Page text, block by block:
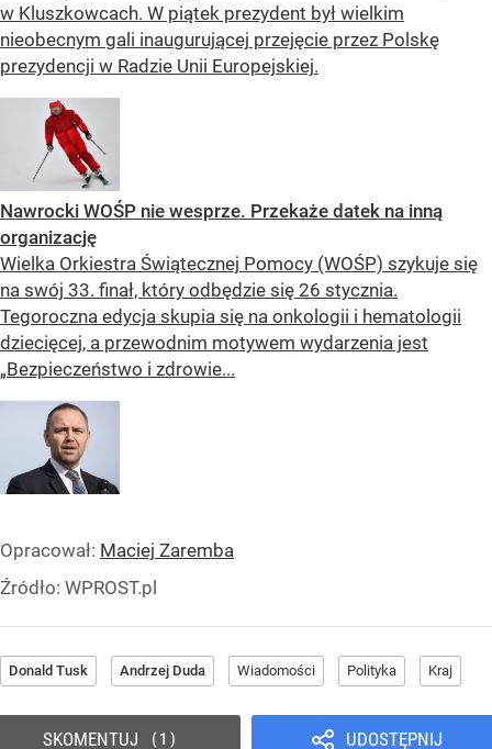
w Kluszkowcach. W piątek prezydent był wielkim
nieobecnym gali inaugurującej przejęcie przez Polskę
prezydencji w Radzie Unii Europejskiej.
Nawrocki WOŚP nie wesprze. Przekaże datek na inną
organizację
Wielka Orkiestra Świątecznej Pomocy (WOŚP) szykuje się
na swój 33. finał, który odbędzie się 26 stycznia.
Tegoroczna edycja skupia się na onkologii i hematologii
dziecięcej, a przewodnim motywem wydarzenia jest
„Bezpieczeństwo i zdrowie...
Opracował: Maciej Zaremba
Źródło: WPROST.pl
Donald Tusk Andrzej Duda Wiadomości Polityka Kraj
UDOSTĘPNIJ
SKOMENTUJ 1